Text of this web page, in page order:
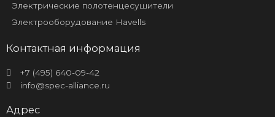
Электрические полотенцесушители
Электрооборудование Havells
Контактная информация
+7 (495) 640-09-42
info@spec-alliance.ru
Адрес